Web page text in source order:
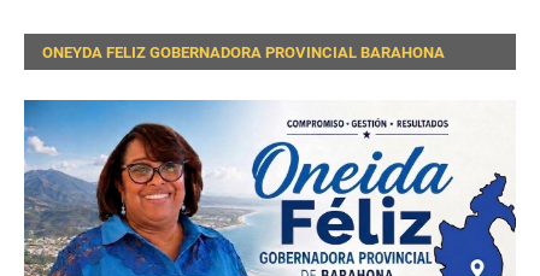
ONEYDA FELIZ GOBERNADORA PROVINCIAL BARAHONA